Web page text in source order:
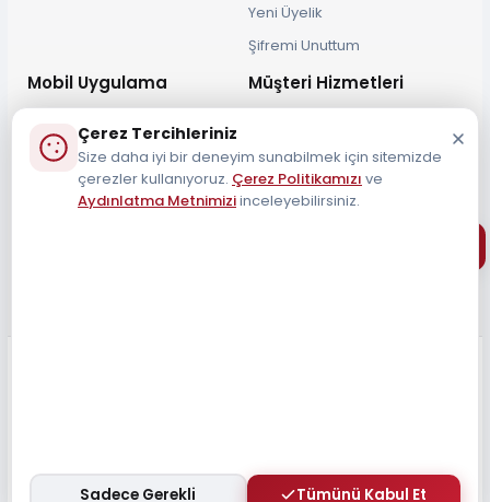
Yeni Üyelik
Şifremi Unuttum
Mobil Uygulama Müşteri Hizmetleri
Müşteri Destek Hattı
Çerez Tercihleriniz
Size daha iyi bir deneyim sunabilmek için sitemizde
çerezler kullanıyoruz. Çerez Politikamızı ve
Aydınlatma Metnimiziinceleyebilirsiniz.
Sadece Gerekli Tümünü Kabul Et